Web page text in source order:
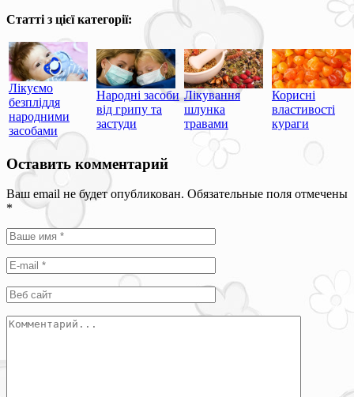
Статті з цієї категорії:
Лікуємо
безпліддя
народними
засобами
Народні засоби
від грипу та
застуди
Лікування
шлунка
травами
Корисні
властивості
кураги
Оставить комментарий
Ваш email не будет опубликован. Обязательные поля отмечены
*